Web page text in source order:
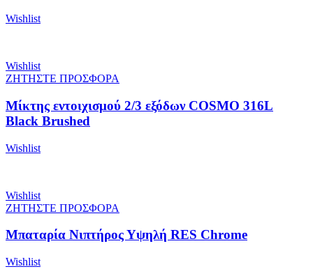
Wishlist
Wishlist
ΖΗΤΗΣΤΕ ΠΡΟΣΦΟΡΑ
Μίκτης εντοιχισμού 2/3 εξόδων COSMO 316L
Black Brushed
Wishlist
Wishlist
ΖΗΤΗΣΤΕ ΠΡΟΣΦΟΡΑ
Μπαταρία Νιπτήρος Υψηλή RES Chrome
Wishlist